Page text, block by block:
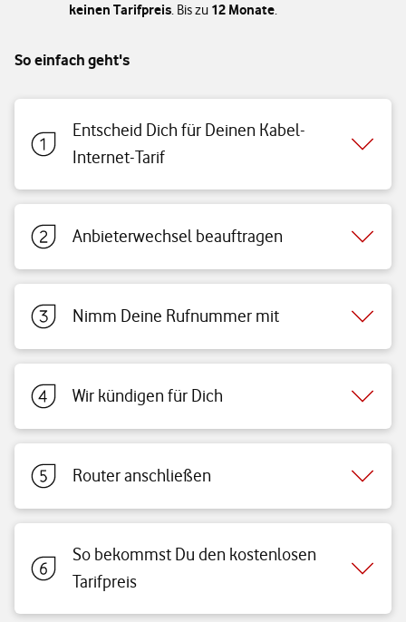
keinen Tarifpreis. Bis zu 12 Monate.
So einfach geht's
Entscheid Dich für Deinen Kabel-
Internet-Tarif
Anbieterwechsel beauftragen
Nimm Deine Rufnummer mit
Wir kündigen für Dich
Router anschließen
So bekommst Du den kostenlosen
Tarifpreis